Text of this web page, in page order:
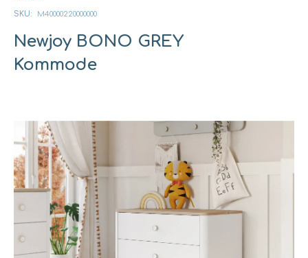
Newjoy BONO GREY
Kommode
SKU: M40000220000000